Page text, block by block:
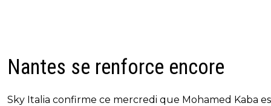
Nantes se renforce encore
Sky Italia confirme ce mercredi que Mohamed Kaba